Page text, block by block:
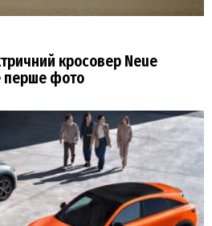
кросовер Neue
перше фото